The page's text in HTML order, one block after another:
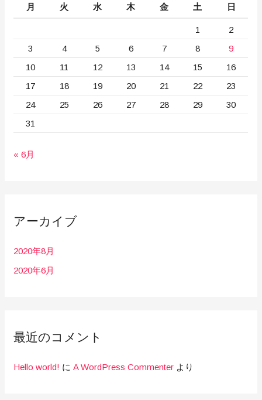
月 火 水 木 金 土 日
1
2
3
4 5 6 7 8
9
10
11 12 13 14 15
16
17
18 19 20 21 22
23
24
25 26 27 28 29
30
31
« 6月
アーカイブ
2020年8月
2020年6月
最近のコメント
Hello world! にA WordPress Commenter より